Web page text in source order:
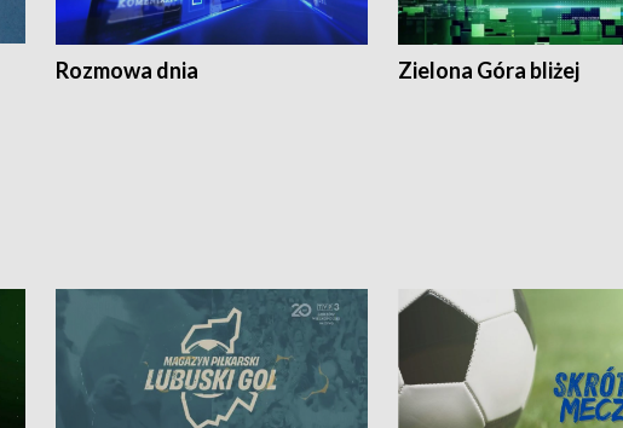
Rozmowa dnia Zielona Góra bliżej